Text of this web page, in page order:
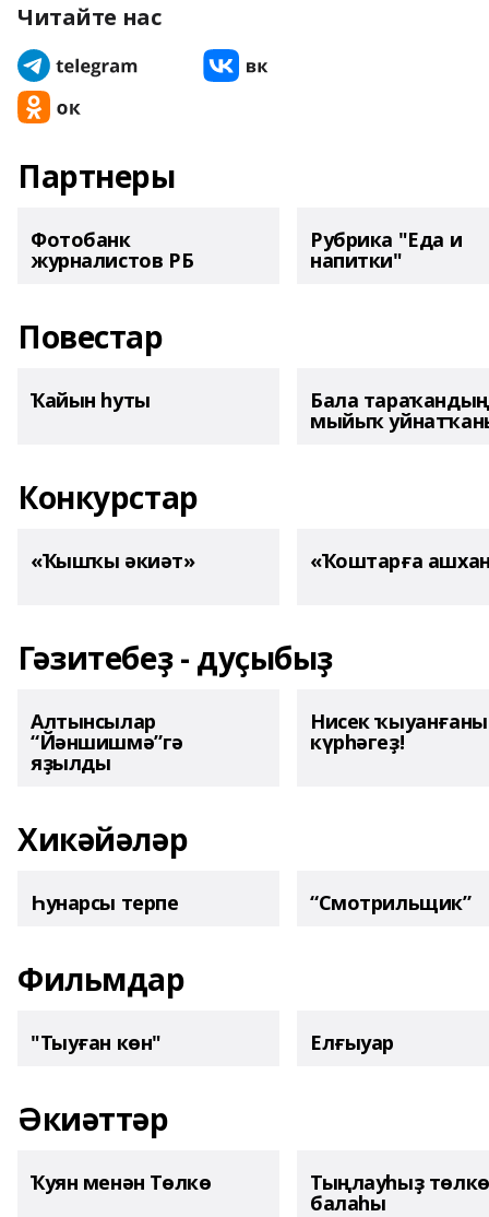
Читайте нас
Партнеры
Фотобанк
журналистов РБ
Рубрика "Еда и
напитки"
Повестар
Ҡайын һуты Бала тараҡандың
мыйыҡ
Конкурстар
«Ҡышҡы әкиәт» «Ҡоштарға
Гәзитебеҙ - дуҫыбыҙ
Алтынсылар
“Йәншишмә”гә
яҙылды
Нисек
күрһәгеҙ!
Хикәйәләр
Һунарсы терпе “Смотрильщик”
Фильмдар
"Тыуған көн" Елғыуар
Әкиәттәр
Ҡуян менән Төлкө Тыңлауһыҙ төлкө
балаһы